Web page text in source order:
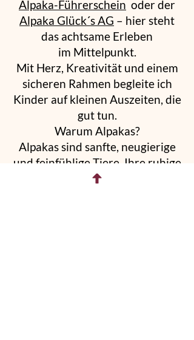
Alpaka-Führerschein oder der
Alpaka Glück´s AG – hier steht
das achtsame Erleben
im Mittelpunkt.
Mit Herz, Kreativität und einem
sicheren Rahmen begleite ich
Kinder auf kleinen Auszeiten, die
gut tun.
Warum Alpakas?
Alpakas sind sanfte, neugierige
und feinfühlige Tiere. Ihre ruhige
Art wirkt wie ein kleiner Zauber